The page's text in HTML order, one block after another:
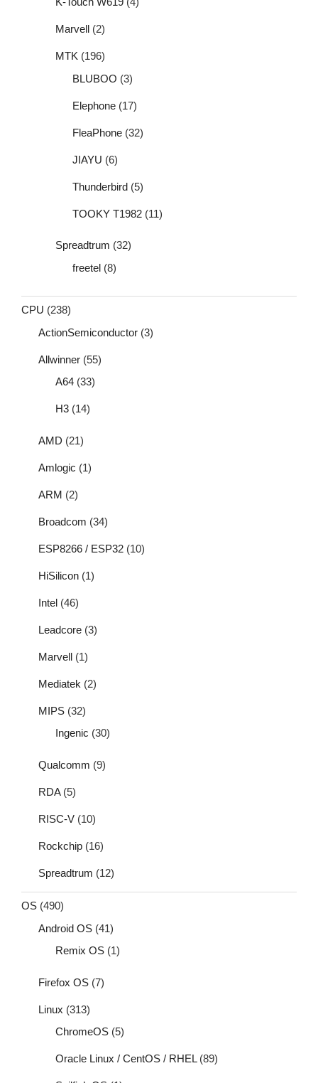
Marvell (2)
MTK (196)
BLUBOO (3)
Elephone (17)
FleaPhone (32)
JIAYU (6)
Thunderbird (5)
TOOKY T1982 (11)
Spreadtrum (32)
freetel (8)
CPU (238)
ActionSemiconductor (3)
Allwinner (55)
A64 (33)
H3 (14)
AMD (21)
Amlogic (1)
ARM (2)
Broadcom (34)
ESP8266 / ESP32 (10)
HiSilicon (1)
Intel (46)
Leadcore (3)
Marvell (1)
Mediatek (2)
MIPS (32)
Ingenic (30)
Qualcomm (9)
RDA(5)
RISC-V (10)
Rockchip (16)
Spreadtrum (12)
OS (490)
Android OS (41)
Remix OS (1)
Firefox OS (7)
Linux (313)
ChromeOS (5)
Oracle Linux / CentOS / RHEL(89)